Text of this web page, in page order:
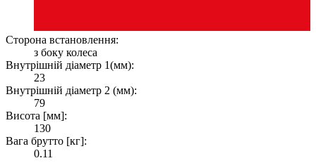
Сторона встановлення:
з боку колеса
Внутрішній діаметр 1(мм):
23
Внутрішній діаметр 2 (мм):
79
Висота [мм]:
130
Вага брутто [кг]:
0.11